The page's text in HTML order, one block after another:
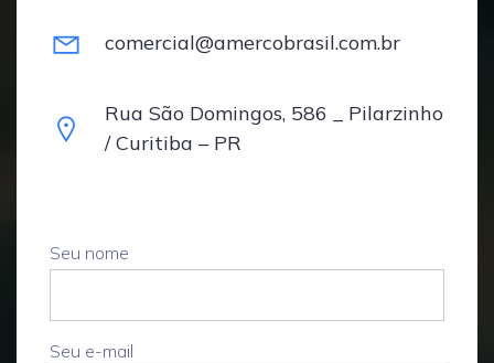
comercial@amercobrasil.com.br
Rua São Domingos, 586 _ Pilarzinho
/ Curitiba – PR
Seu nome
Seu e-mail